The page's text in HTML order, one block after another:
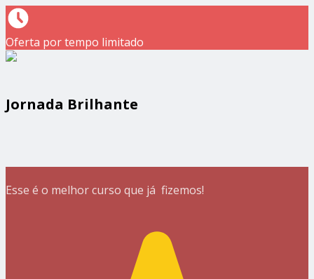
Oferta por tempo limitado
Jornada Brilhante
Esse é o melhor curso que já fizemos!